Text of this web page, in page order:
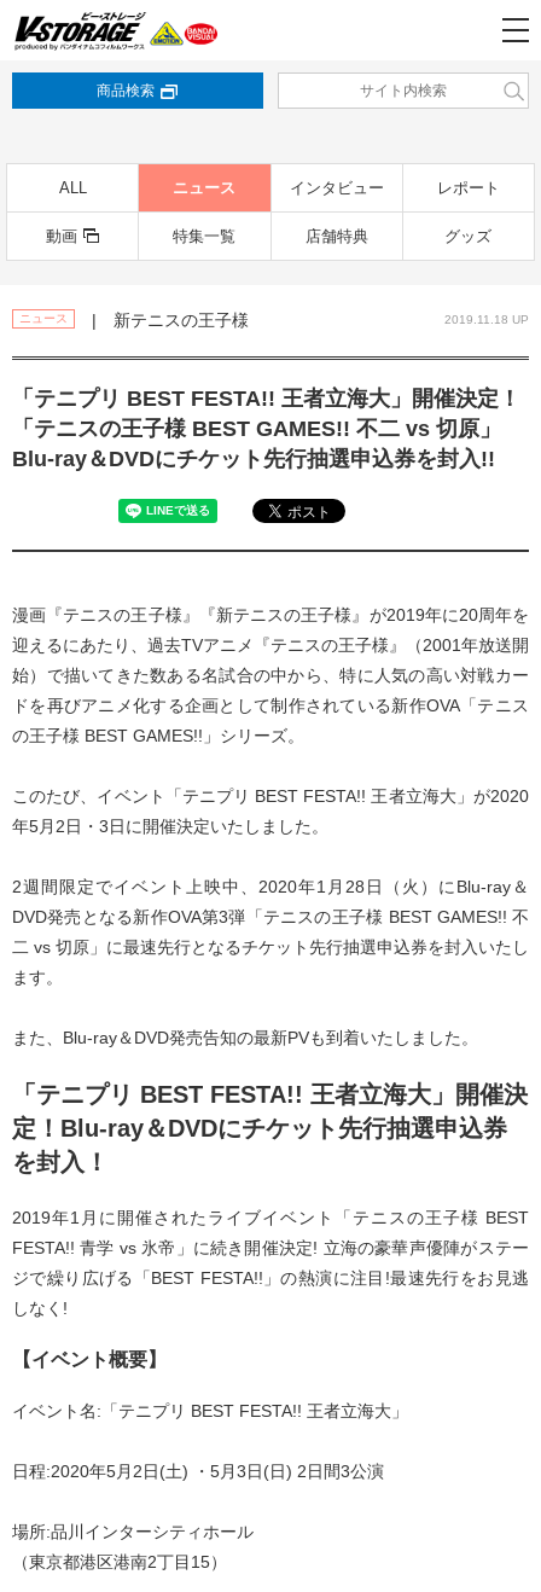
商品検索
ALL ニュース インタビュー レポート
動画 特集一覧 店舗特典 グッズ
ニュース | 新テニスの王子様 2019.11.18 UP
「テニプリ BEST FESTA!! 王者立海大」開催決定！
「テニスの王子様 BEST GAMES!! 不二 vs 切原」
Blu-ray＆DVDにチケット先行抽選申込券を封入!!
漫画『テニスの王子様』『新テニスの王子様』が2019年に20周年を
迎えるにあたり、過去TVアニメ『テニスの王子様』（2001年放送開
始）で描いてきた数ある名試合の中から、特に人気の高い対戦カー
ドを再びアニメ化する企画として制作されている新作OVA「テニス
の王子様 BEST GAMES!!」シリーズ。
このたび、イベント「テニプリ BEST FESTA!! 王者立海大」が2020
年5月2日・3日に開催決定いたしました。
2週間限定でイベント上映中、2020年1月28日（火）にBlu-ray＆
DVD発売となる新作OVA第3弾「テニスの王子様 BEST GAMES!! 不
二 vs 切原」に最速先行となるチケット先行抽選申込券を封入いたし
ます。
また、Blu-ray＆DVD発売告知の最新PVも到着いたしました。
「テニプリ BEST FESTA!! 王者立海大」開催決
定！Blu-ray＆DVDにチケット先行抽選申込券
を封入！
2019年1月に開催されたライブイベント「テニスの王子様 BEST
FESTA!! 青学 vs 氷帝」に続き開催決定! 立海の豪華声優陣がステー
ジで繰り広げる「BEST FESTA!!」の熱演に注目!最速先行をお見逃
しなく!
【イベント概要】
イベント名:「テニプリ BEST FESTA!! 王者立海大」
日程:2020年5月2日(土) ・5月3日(日) 2日間3公演
場所:品川インターシティホール
（東京都港区港南2丁目15）